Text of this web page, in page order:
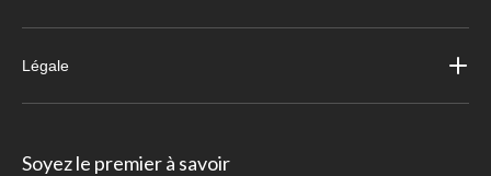
Légale
Soyez le premier à savoir